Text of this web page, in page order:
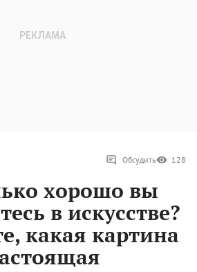
Обсудить 128
хорошо вы
в искусстве?
какая картина